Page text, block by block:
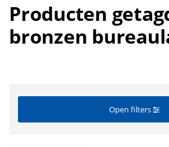
Producten
bronzen
Open filters